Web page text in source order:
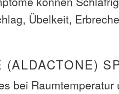
Übelkeit,
(ALDACTONE)
bei Raumtemperatur